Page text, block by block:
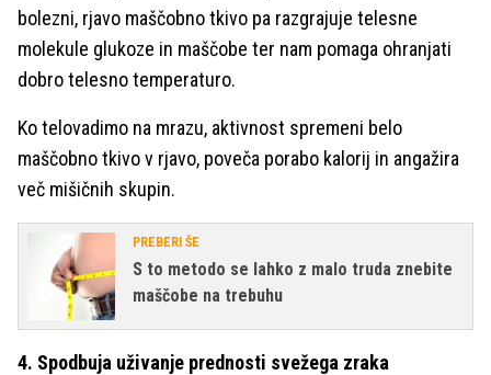
bolezni, rjavo maščobno tkivo pa razgrajuje telesne
molekule glukoze in maščobe ter nam pomaga ohranjati
dobro telesno temperaturo.
Ko telovadimo na mrazu, aktivnost spremeni belo
maščobno tkivo v rjavo, poveča porabo kalorij in angažira
več mišičnih skupin.
PREBERI ŠE
S to metodo se lahko z malo truda znebite
maščobe na trebuhu
4. Spodbuja uživanje prednosti svežega zraka